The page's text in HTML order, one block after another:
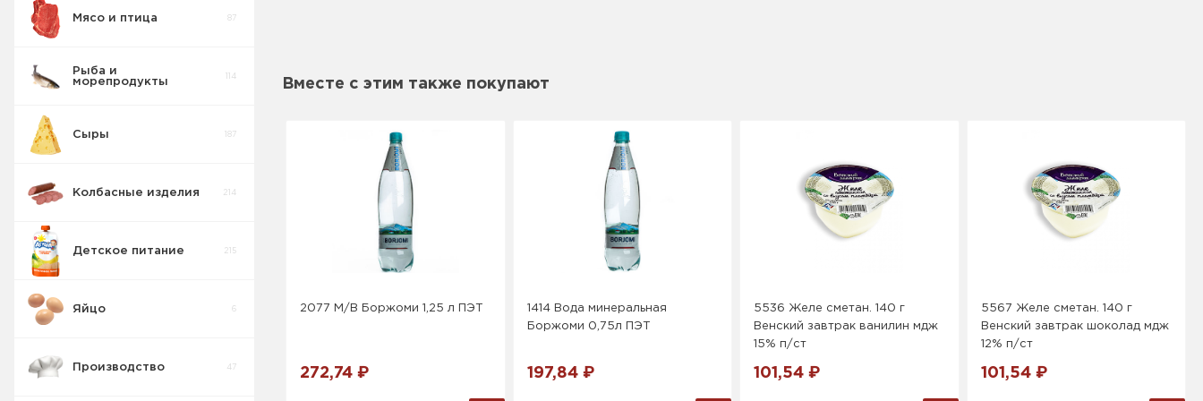
Пудинг
Мясо и птица 87
Рыба и
морепродукты
114
Сыры 187
Колбасные изделия 214
Детское питание 215
Яйцо 6
Производство 47
Вместе с этим также покупают
2077 М/В Боржоми 1,25 л ПЭТ
272,74 ₽
1414 Вода минеральная
Боржоми 0,75л ПЭТ
197,84 ₽
5536 Желе сметан. 140 г
Венский завтрак ванилин мдж
15% п/ст
101,54 ₽
5567 Желе сметан. 140 г
Венский завтрак шоколад мдж
12% п/ст
101,54 ₽